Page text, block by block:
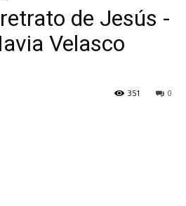
de Jesús -
Velasco
0
351